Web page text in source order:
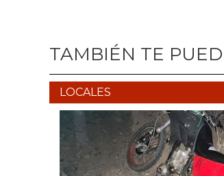
TAMBIÉN TE
LOCALES